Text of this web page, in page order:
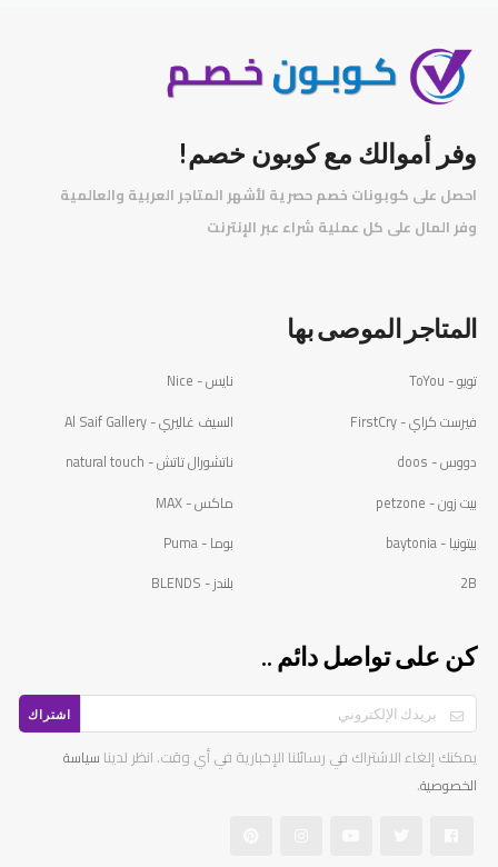
وفر أموالك مع كوبون خصم!
احصل على كوبونات خصم حصرية لأشهر المتاجر العربية والعالمية
وفر المال على كل عملية شراء عبر الإنترنت
المتاجر الموصى بها
تويو - ToYou
نايس - Nice
فيرست كراي - FirstCry
السيف غاليري - Al Saif Gallery
دووس - doos
ناتشورال تاتش - natural touch
بيت زون - petzone
ماكس - MAX
بيتونيا - baytonia
بوما - Puma
2B
بلندز - BLENDS
كن على تواصل دائم ..
اشتراك
يمكنك إلغاء الاشتراك في رسائلنا الإخبارية في أي وقت. انظر لدينا سياسة
الخصوصية.